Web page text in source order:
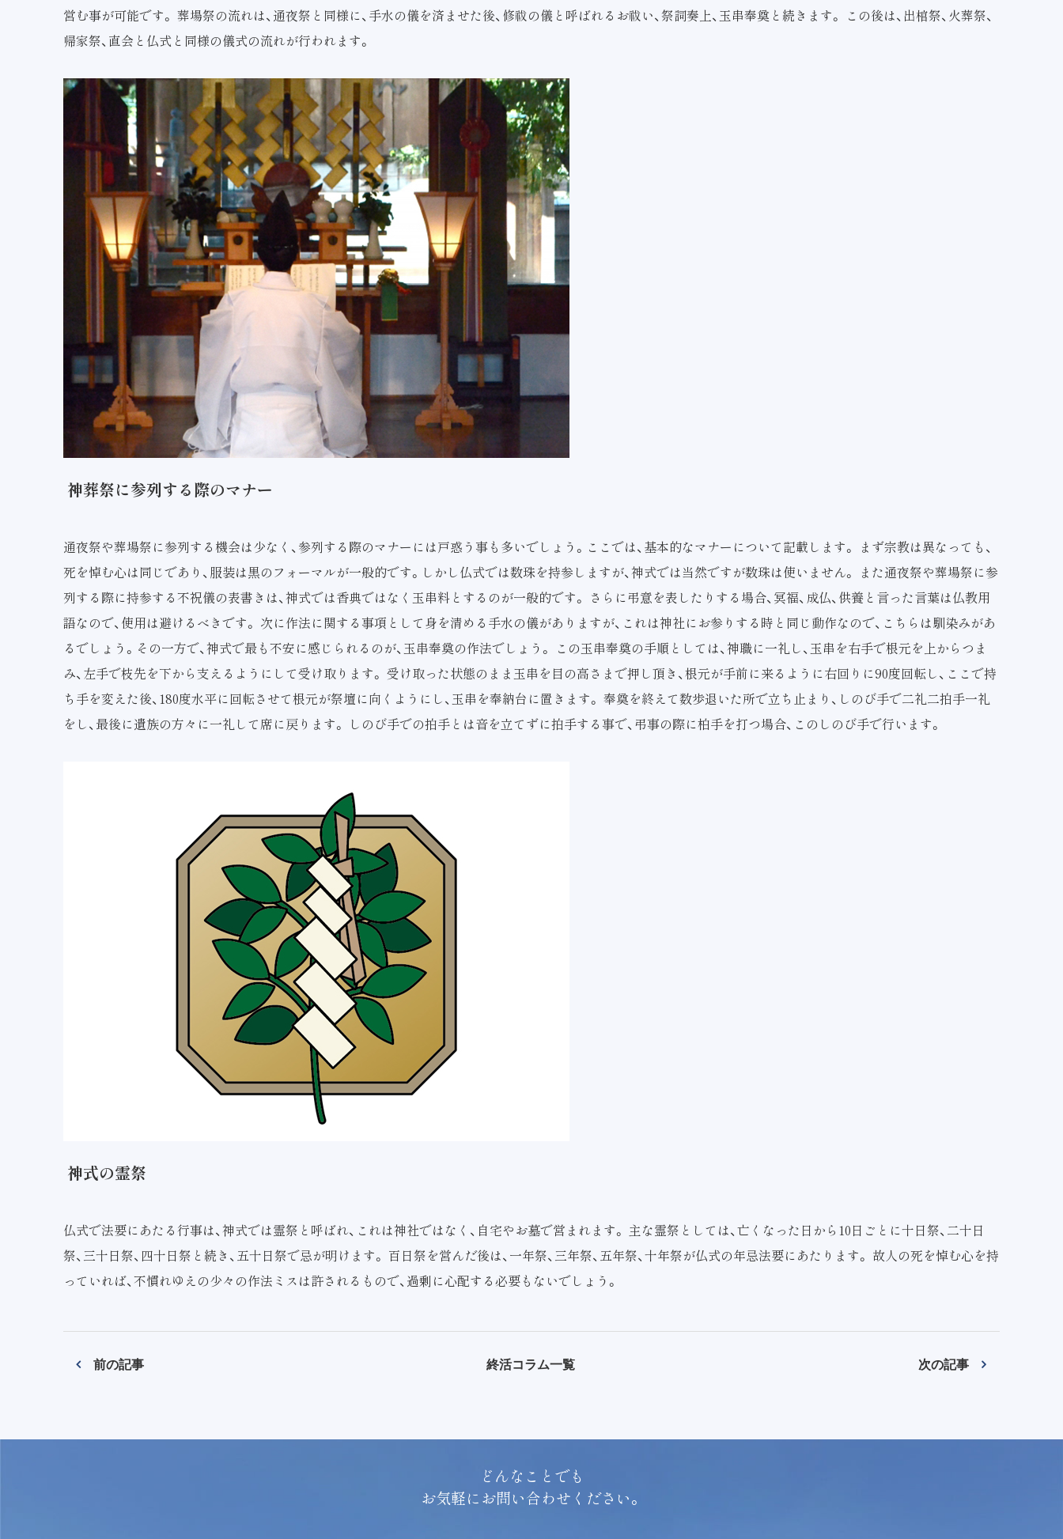
営む事が可能です。 葬場祭の流れは、通夜祭と同様に、手水の儀を済ませた後、修祓の儀と呼ばれるお祓い、祭詞奏上、玉串奉奠と続きます。 この後は、出棺祭、火葬祭、
帰家祭、直会と仏式と同様の儀式の流れが行われます。
神葬祭に参列する際のマナー
通夜祭や葬場祭に参列する機会は少なく、参列する際のマナーには戸惑う事も多いでしょう。ここでは、基本的なマナーについて記載します。 まず宗教は異なっても、
死を悼む心は同じであり、服装は黒のフォーマルが一般的です。しかし仏式では数珠を持参しますが、神式では当然ですが数珠は使いません。 また通夜祭や葬場祭に参
列する際に持参する不祝儀の表書きは、神式では香典ではなく玉串料とするのが一般的です。 さらに弔意を表したりする場合、冥福、成仏、供養と言った言葉は仏教用
語なので、使用は避けるべきです。 次に作法に関する事項として身を清める手水の儀がありますが、これは神社にお参りする時と同じ動作なので、こちらは馴染みがあ
るでしょう。その一方で、神式で最も不安に感じられるのが、玉串奉奠の作法でしょう。 この玉串奉奠の手順としては、神職に一礼し、玉串を右手で根元を上からつま
み、左手で枝先を下から支えるようにして受け取ります。 受け取った状態のまま玉串を目の高さまで押し頂き、根元が手前に来るように右回りに90度回転し、ここで持
ち手を変えた後、180度水平に回転させて根元が祭壇に向くようにし、玉串を奉納台に置きます。 奉奠を終えて数歩退いた所で立ち止まり、しのび手で二礼二拍手一礼
をし、最後に遺族の方々に一礼して席に戻ります。 しのび手での拍手とは音を立てずに拍手する事で、弔事の際に柏手を打つ場合、このしのび手で行います。
神式の霊祭
仏式で法要にあたる行事は、神式では霊祭と呼ばれ、これは神社ではなく、自宅やお墓で営まれます。 主な霊祭としては、亡くなった日から10日ごとに十日祭、二十日
祭、三十日祭、四十日祭と続き、五十日祭で忌が明けます。 百日祭を営んだ後は、一年祭、三年祭、五年祭、十年祭が仏式の年忌法要にあたります。 故人の死を悼む心を持
っていれば、不慣れゆえの少々の作法ミスは許されるもので、過剰に心配する必要もないでしょう。
前の記事 終活コラム一覧 次の記事
どんなことでも
お気軽にお問い合わせください。